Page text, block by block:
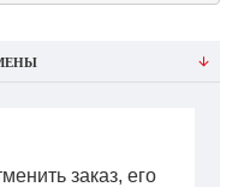
заказ, его